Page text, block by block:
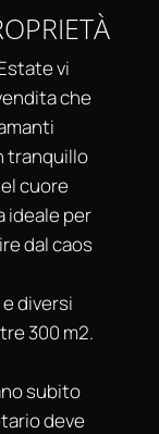
vi
che
tranquillo
cuore
ideale per
dal caos
diversi
300 m2.
subito
deve